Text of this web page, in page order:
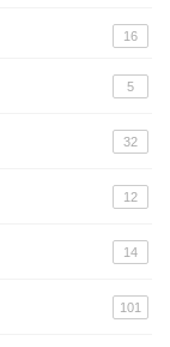
16
5
32
12
14
101